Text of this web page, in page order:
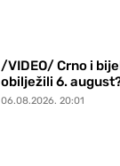
/VIDEO/ Crno i
obilježili 6.
06.08.2026. 20:01